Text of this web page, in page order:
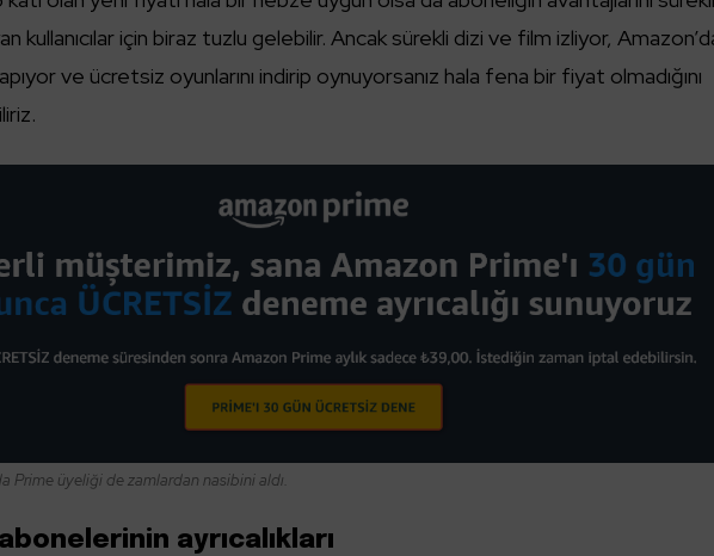
kullanıcılar için biraz tuzlu gelebilir. Ancak sürekli dizi ve film izliyor,
ve ücretsiz oyunlarını indirip oynuyorsanız hala fena bir fiyat olmadığını
Prime üyeliği de zamlardan nasibini aldı.
ayrıcalıkları